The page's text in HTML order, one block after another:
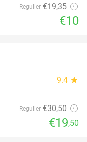
Regulier €19,35
€10
9.4 star
Regulier €30,50
€19,50